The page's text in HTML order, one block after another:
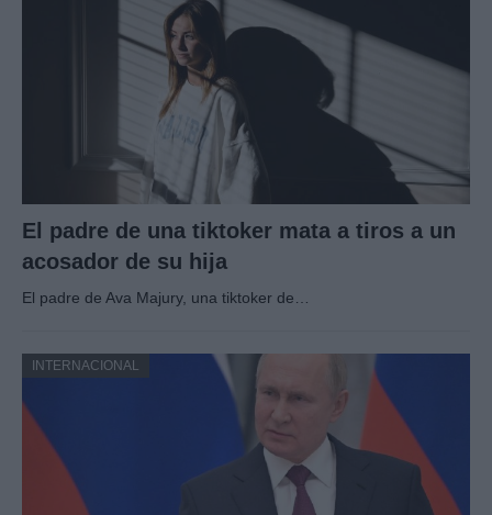
El padre de una tiktoker mata a tiros a un
acosador de su hija
El padre de Ava Majury, una tiktoker de…
INTERNACIONAL